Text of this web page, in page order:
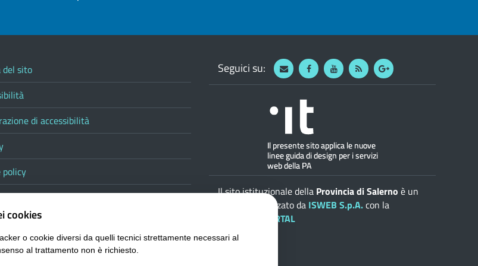
del sito
di accessibilità
policy
la Provincia
del procedimento di pubblicazione
Seguici su: WebmailFacebookYoutube
RSS Google
Il sito istituzionale della Provincia di Salerno è un
progetto realizzato da ISWEB S.p.A.con la
ePORTAL
cookies
o cookie diversi da quelli tecnici strettamente necessari al
al trattamento non è richiesto.